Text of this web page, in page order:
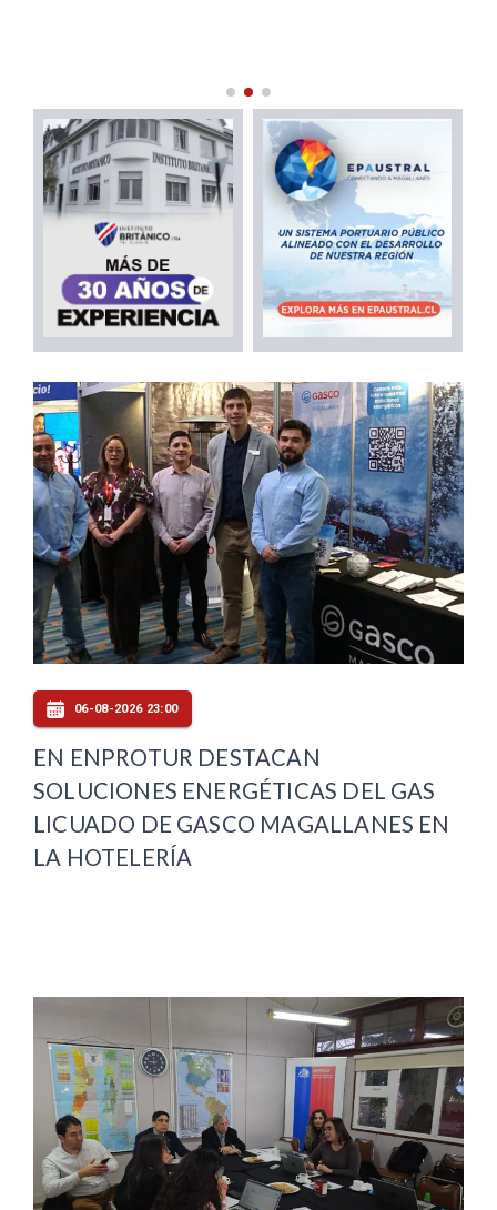
06-08-2026 23:00
EN ENPROTUR DESTACAN
SOLUCIONES ENERGÉTICAS DEL GAS
LICUADO DE GASCO MAGALLANES EN
LA HOTELERÍA